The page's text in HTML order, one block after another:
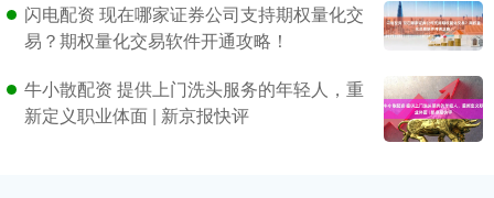
闪电配资 现在哪家证券公司支持期权量化交
易？期权量化交易软件开通攻略！
牛小散配资 提供上门洗头服务的年轻人，重
新定义职业体面 | 新京报快评